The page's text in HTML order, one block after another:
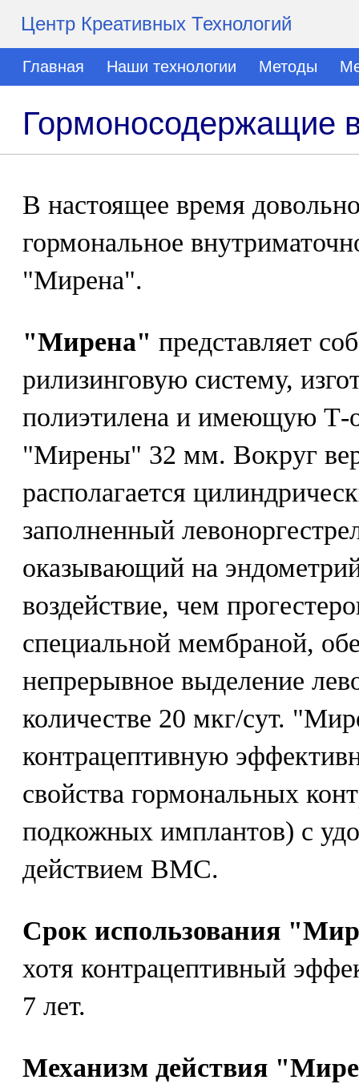
Центр Креативных Технологий
Главная Наши технологии Методы
Гормоносодержащие
В настоящее время
гормональное
"Мирена".
"Мирена" представляет
рилизинговую систему,
полиэтилена и имеющую Т-
"Мирены" 32 мм. Вокруг
располагается
заполненный
оказывающий на
воздействие, чем
специальной мембраной,
непрерывное выделение
количестве 20 мкг/сут.
контрацептивную
свойства гормональных
подкожных имплантов) с
действием ВМС.
Срок использования
хотя контрацептивный
7 лет.
Механизм действия